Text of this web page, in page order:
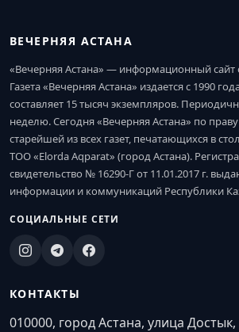
ВЕЧЕРНЯЯ АСТАНА
«Вечерняя Астана» — информационный сайт
Газета «Вечерняя Астана» издается с 1990
составляет 15 тысяч экземпляров.
неделю. Сегодня «Вечерняя Астана» по
старейшей из всех газет, печатающихся в
ТОО «Elorda Aqparat» (город Астана).
свидетельство № 16290-Г от 11.01.2017 г.
информации и коммуникаций Республики
СОЦИАЛЬНЫЕ СЕТИ
КОНТАКТЫ
010000, город Астана, улица